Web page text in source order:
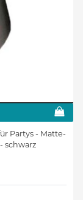
Partys - Matte-
schwarz